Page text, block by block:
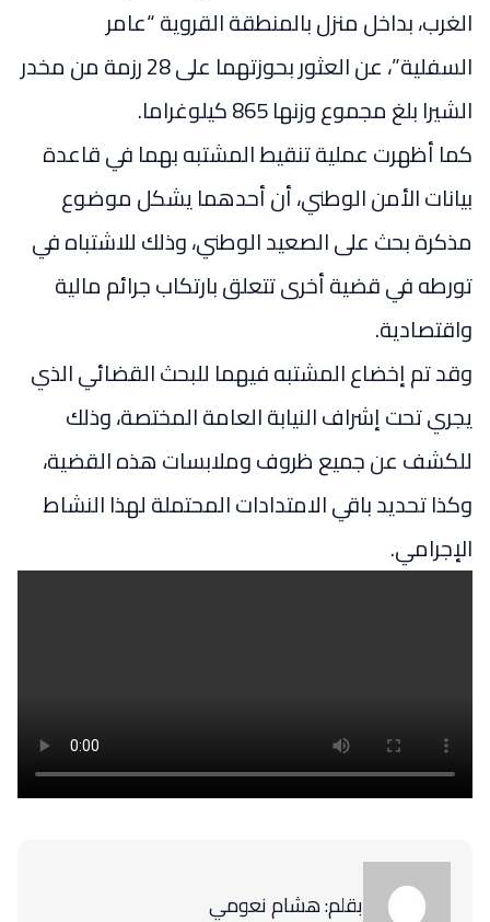
الغرب، بداخل منزل بالمنطقة القروية “عامر
السفلية”، عن العثور بحوزتهما على 28 رزمة من مخدر
الشيرا بلغ مجموع وزنها 865 كيلوغراما.
كما أظهرت عملية تنقيط المشتبه بهما في قاعدة
بيانات الأمن الوطني، أن أحدهما يشكل موضوع
مذكرة بحث على الصعيد الوطني، وذلك للاشتباه في
تورطه في قضية أخرى تتعلق بارتكاب جرائم مالية
واقتصادية.
وقد تم إخضاع المشتبه فيهما للبحث القضائي الذي
يجري تحت إشراف النيابة العامة المختصة، وذلك
للكشف عن جميع ظروف وملابسات هذه القضية،
وكذا تحديد باقي الامتدادات المحتملة لهذا النشاط
الإجرامي.
بقلم: هشام نعومي